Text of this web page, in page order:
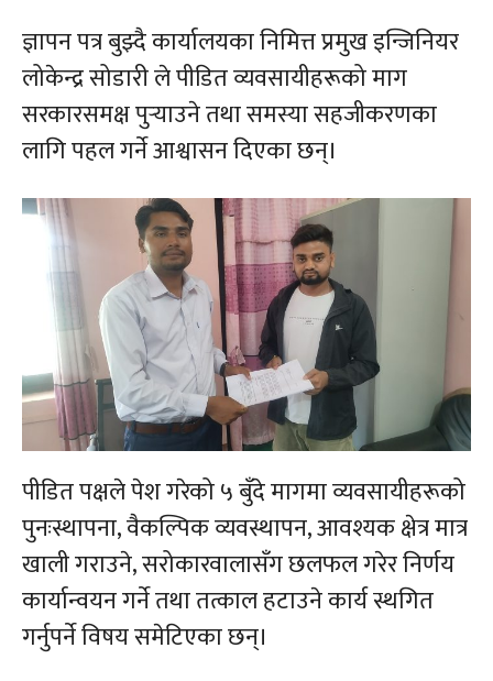
ज्ञापन पत्र बुझ्दै कार्यालयका निमित्त प्रमुख इन्जिनियर
लोकेन्द्र सोडारी ले पीडित व्यवसायीहरूको माग
सरकारसमक्ष पुर्‍याउने तथा समस्या सहजीकरणका
लागि पहल गर्ने आश्वासन दिएका छन्।
पीडित पक्षले पेश गरेको ५ बुँदे मागमा व्यवसायीहरूको
पुनःस्थापना, वैकल्पिक व्यवस्थापन, आवश्यक क्षेत्र मात्र
खाली गराउने, सरोकारवालासँग छलफल गरेर निर्णय
कार्यान्वयन गर्ने तथा तत्काल हटाउने कार्य स्थगित
गर्नुपर्ने विषय समेटिएका छन्।